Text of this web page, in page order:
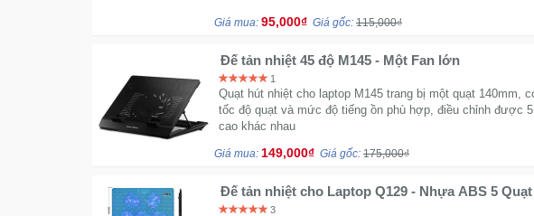
Giá mua: 95,000₫ Giá gốc: 115,000₫
Đế tản nhiệt 45 độ M145 - Một Fan lớn
1
Quạt hút nhiệt cho laptop M145 trang bị một quạt 140mm,
tốc độ quạt và mức độ tiếng ồn phù hợp, điều chỉnh được
cao khác nhau
Giá mua: 149,000₫ Giá gốc: 175,000₫
Đế tản nhiệt cho Laptop Q129 - Nhựa ABS 5
mạnh 14 - 17 inch
3